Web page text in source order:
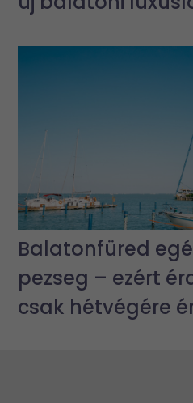
Balatonfüred
pezseg – ezért
csak hétvégére